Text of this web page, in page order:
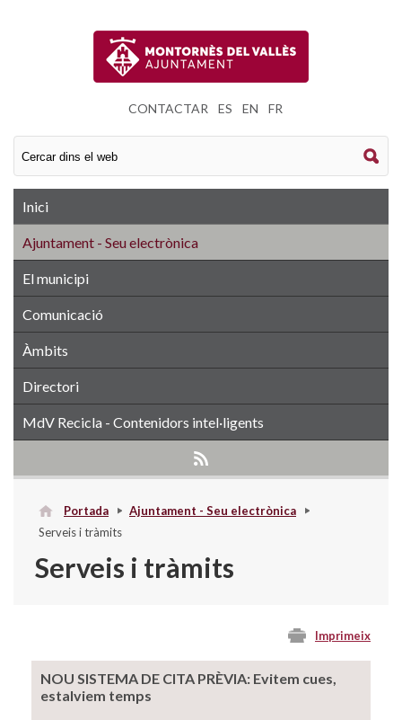
CONTACTAR ES EN FR
Inici
Ajuntament - Seu electrònica
El municipi
Comunicació
Àmbits
Directori
MdV Recicla - Contenidors intel·ligents
Portada
Ajuntament - Seu electrònica
Serveis i tràmits
Serveis i tràmits
Imprimeix
NOU SISTEMA DE CITA PRÈVIA: Evitem cues,
estalviem temps